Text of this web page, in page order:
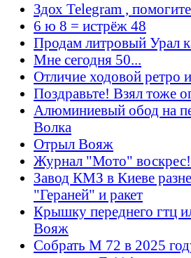
Здох Telegram ,
6 ю 8 = истрёж 48
Продам литровый Урал
Мне сегодня 50...
Отличие ходовой ретро
Поздравьте! Взял тоже
Алюминиевый обод на
Волка
Отрыл Вояж
Журнал "Мото" воскрес!
Завод КМЗ в Киеве
"Гераней" и ракет
Крышку переднего гтц
Вояж
Собрать М 72 в 2025